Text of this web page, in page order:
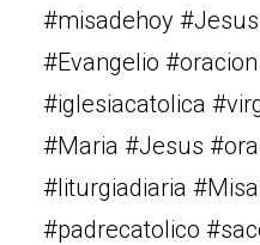
#misadehoy
#Evangelio
#iglesiacatolica
#Maria #Jesus
#liturgiadiaria
#padrecatolico